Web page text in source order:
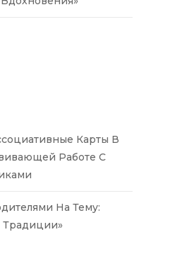
Карты В
Работе С
На Тему: